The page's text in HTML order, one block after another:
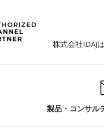
株式会社IDAJ
製品・コンサル